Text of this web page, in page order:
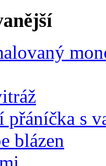
přáníčka s
blázen